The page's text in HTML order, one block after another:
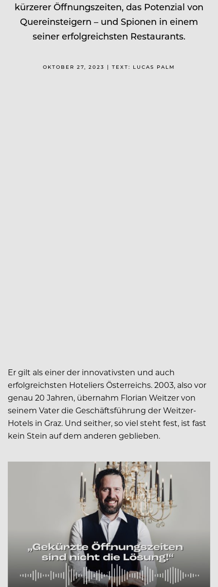
kürzerer Öffnungszeiten, das Potenzial von
Quereinsteigern – und Spionen in einem
seiner erfolgreichsten Restaurants.
OKTOBER 27, 2023 | TEXT: LUCAS PALM
Er gilt als einer der innovativsten und auch
erfolgreichsten Hoteliers Österreichs. 2003, also vor
genau 20 Jahren, übernahm Florian Weitzer von
seinem Vater die Geschäftsführung der Weitzer-
Hotels in Graz. Und seither, so viel steht fest, ist fast
kein Stein auf dem anderen geblieben.